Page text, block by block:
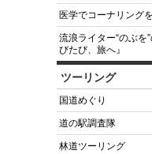
医学でコーナリング
流浪ライター“のぶを
びたび、旅へ』
ツーリング
国道めぐり
道の駅調査隊
林道ツーリング